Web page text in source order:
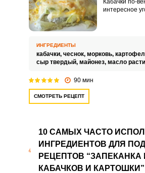
Кабачки по-
интересное
использовать
ИНГРЕДИЕНТЫ
кабачки, чеснок, морковь,
сыр твердый, майонез, масло
90 мин
СМОТРЕТЬ РЕЦЕПТ
10 САМЫХ ЧАСТО
ИНГРЕДИЕНТОВ ДЛЯ
РЕЦЕПТОВ “ЗАПЕКАНКА
КАБАЧКОВ И КАРТОШКИ”